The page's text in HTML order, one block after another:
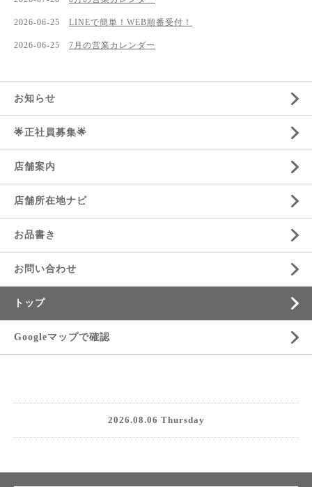
2026-06-25 LINEで簡単！WEB順番受付！
2026-06-25 7月の営業カレンダー
お知らせ
🌟正社員募集🌟
店舗案内
店舗所在地ナビ
お品書き
お問い合わせ
トップ
Googleマップで確認
2026.08.06 Thursday